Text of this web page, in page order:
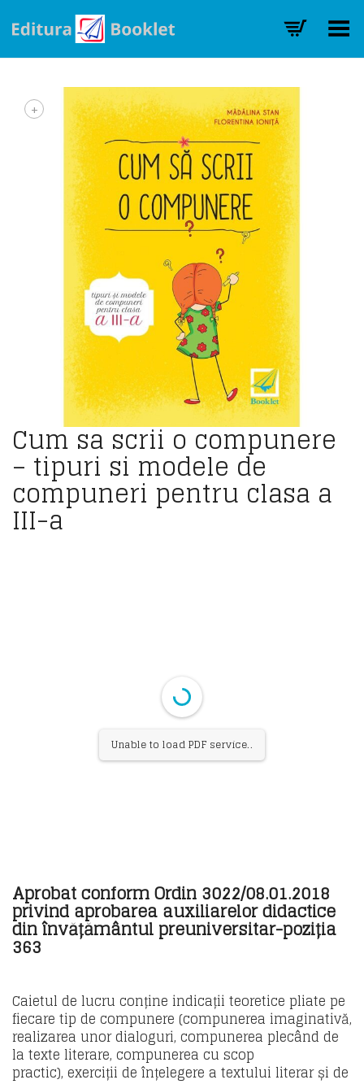
Toggle Menu
+
Cum sa scrii o compunere
– tipuri si modele de
compuneri pentru clasa a
III-a
Unable to load PDF service..
Aprobat conform Ordin 3022/08.01.2018
privind aprobarea auxiliarelor didactice
din învățământul preuniversitar-poziția
363
Caietul de lucru conține indicații teoretice pliate pe
fiecare tip de compunere (compunerea imaginativă,
realizarea unor dialoguri, compunerea plecând de
la texte literare, compunerea cu scop
practic), exerciții de înțelegere a textului literar și de